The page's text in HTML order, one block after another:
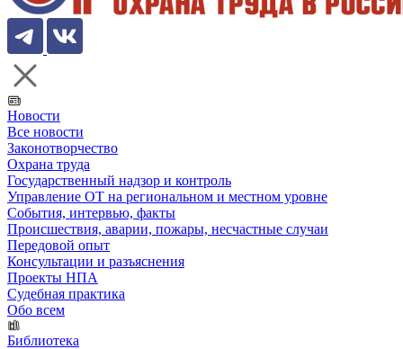
Новости
Все новости
Законотворчество
Охрана труда
Государственный надзор и контроль
Управление ОТ на региональном и местном уровне
События, интервью, факты
Происшествия, аварии, пожары, несчастные случаи
Передовой опыт
Консультации и разъяснения
Проекты НПА
Судебная практика
Обо всем
Библиотека